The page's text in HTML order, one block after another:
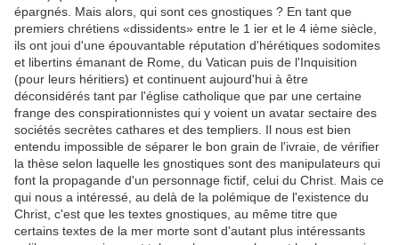
épargnés. Mais alors, qui sont ces gnostiques ? En tant que
premiers chrétiens «dissidents» entre le 1 ier et le 4 ième siècle,
ils ont joui d'une épouvantable réputation d'hérétiques sodomites
et libertins émanant de Rome, du Vatican puis de l'Inquisition
(pour leurs héritiers) et continuent aujourd'hui à être
déconsidérés tant par l'église catholique que par une certaine
frange des conspirationnistes qui y voient un avatar sectaire des
sociétés secrètes cathares et des templiers. Il nous est bien
entendu impossible de séparer le bon grain de l'ivraie, de vérifier
la thèse selon laquelle les gnostiques sont des manipulateurs qui
font la propagande d'un personnage fictif, celui du Christ. Mais ce
qui nous a intéressé, au delà de la polémique de l'existence du
Christ, c'est que les textes gnostiques, au même titre que
certains textes de la mer morte sont d'autant plus intéressants